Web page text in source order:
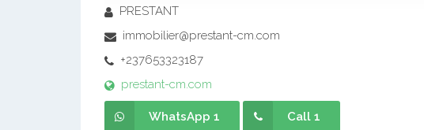
PRESTANT
immobilier@prestant-cm.com
+237653323187
prestant-cm.com
WhatsApp 1 Call 1